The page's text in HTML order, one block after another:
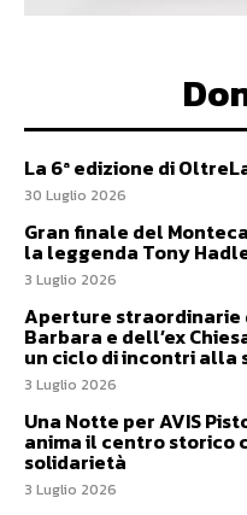
La 6ª edizione di
30 Luglio 2026
Gran finale del
la leggenda Tony
3 Luglio 2026
Aperture straordinarie
Barbara e dell’ex
un ciclo di incontri alla
3 Luglio 2026
Una Notte per AVIS
anima il centro storico
solidarietà
3 Luglio 2026